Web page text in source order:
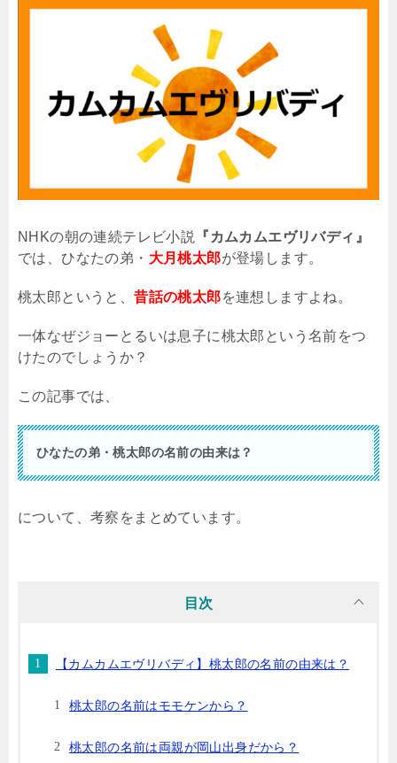
NHKの朝の連続テレビ小説
『カムカムエヴリバディ』
では、ひなたの弟・ 大月桃太郎が登場します。
桃太郎というと、昔話の桃太郎を連想しますよね。
一体なぜジョーとるいは息子に桃太郎という名前をつ
けたのでしょうか？
この記事では、
ひなたの弟・桃太郎の名前の由来は？
について、考察をまとめています。
目次
【カムカムエヴリバディ】桃太郎の名前の由来は？
桃太郎の名前はモモケンから？
桃太郎の名前は両親が岡山出身だから？